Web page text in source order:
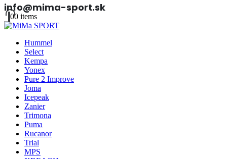
info@mima-sport.sk
00 items
Hummel
Select
Kempa
Yonex
Pure 2 Improve
Joma
Icepeak
Zanier
Trimona
Puma
Rucanor
Trial
MPS